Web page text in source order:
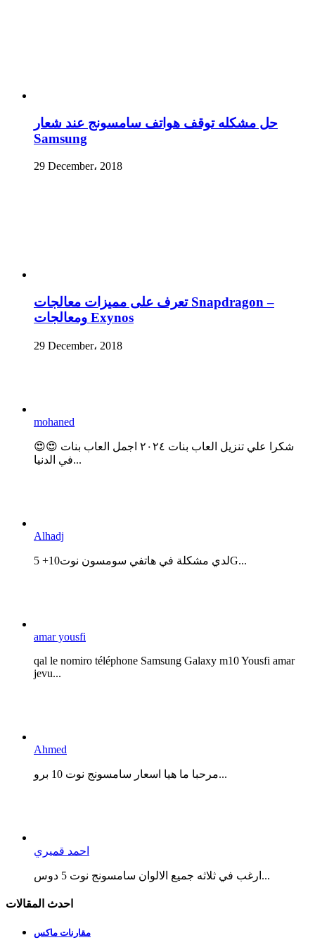
حل مشكله توقف هواتف سامسونج عند شعار
Samsung
29 December، 2018
تعرف على مميزات معالجات Snapdragon –
ومعالجات Exynos
29 December، 2018
mohaned
😍😍 شكرا علي تنزيل العاب بنات ٢٠٢٤ اجمل العاب بنات
في الدنيا...
Alhadj
لدي مشكلة في هاتفي سومسون نوت10+ 5G...
amar yousfi
qal le nomiro téléphone Samsung Galaxy m10 Yousfi amar
jevu...
Ahmed
مرحبا ما هيا اسعار سامسونج نوت 10 برو...
احمد قميري
ارغب في ثلاثه جميع الالوان سامسونج نوت 5 دوس...
احدث المقالات
مقارنات ماكس